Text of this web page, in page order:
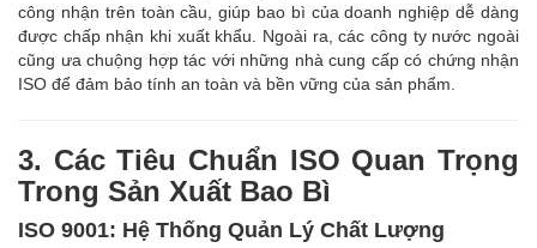
công nhận trên toàn cầu, giúp bao bì của doanh nghiệp dễ dàng
được chấp nhận khi xuất khẩu. Ngoài ra, các công ty nước ngoài
cũng ưa chuộng hợp tác với những nhà cung cấp có chứng nhận
ISO để đảm bảo tính an toàn và bền vững của sản phẩm.
3. Các Tiêu Chuẩn ISO Quan Trọng
Trong Sản Xuất Bao Bì
ISO 9001: Hệ Thống Quản Lý Chất Lượng